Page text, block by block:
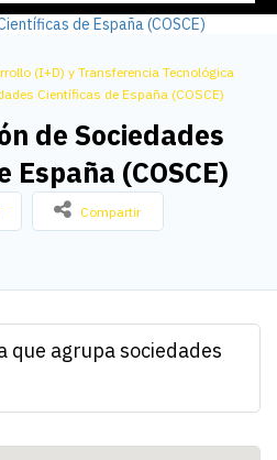
(I+D) y Transferencia Tecnológica
Científicas de España (COSCE)
de Sociedades
(COSCE)
Compartir
que agrupa sociedades